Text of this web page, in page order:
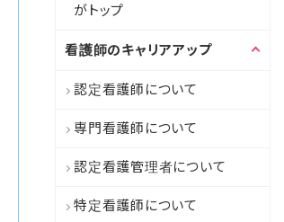
がトップ
看護師のキャリアアップ
認定看護師について
専門看護師について
認定看護管理者について
特定看護師について